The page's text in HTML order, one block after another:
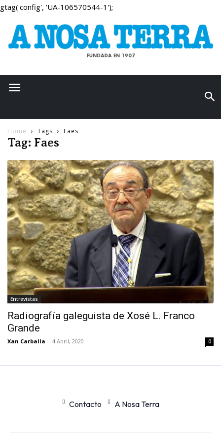
gtag('config', 'UA-106570544-1');
Home Tags Faes
Tag: Faes
Entrevistas
Radiografía galeguista de Xosé L. Franco
Grande
Xan Carballa - 4 Abril, 2020 0
Contacto A Nosa Terra